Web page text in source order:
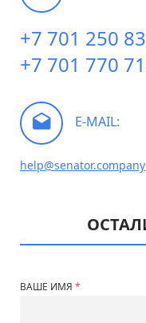
+7 701 250
+7 701 770
E-MAIL:
help@senator.company
ВАШЕ ИМЯ